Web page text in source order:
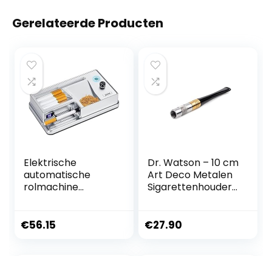
Gerelateerde Producten
Elektrische
automatische
rolmachine
Rolling Household
€56.15
Dr. Watson – 10 cm
Art Deco Metalen
Sigarettenhouder,
€27.90